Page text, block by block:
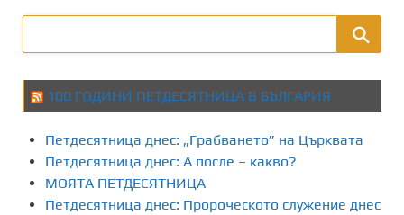
д
е
л
н
е
100 ГОДИНИ ПЕТДЕСЯТНИЦА В БЪЛГАРИЯ
Петдесятница днес: „Грабването” на Църквата
Петдесятница днес: А после – какво?
МОЯТА ПЕТДЕСЯТНИЦА
Петдесятница днес: Пророческото служение днес